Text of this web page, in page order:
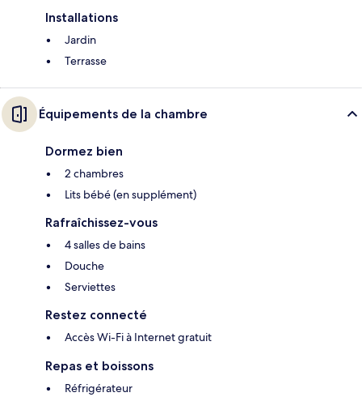
Installations
Jardin
Terrasse
Équipements de la chambre
Dormez bien
2 chambres
Lits bébé (en supplément)
Rafraîchissez-vous
4 salles de bains
Douche
Serviettes
Restez connecté
Accès Wi-Fi à Internet gratuit
Repas et boissons
Réfrigérateur